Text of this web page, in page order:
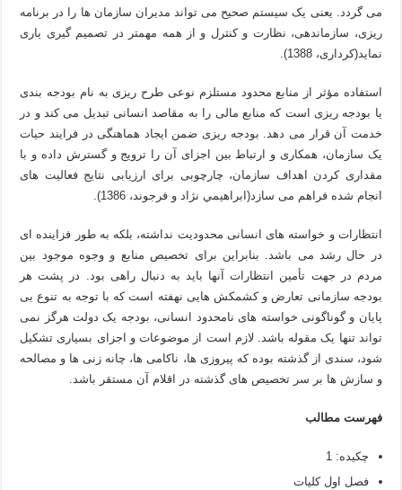
می گردد. یعنی یک سیستم صحیح می تواند مدیران سازمان ها را در برنامه
ریزی، سازماندهی، نظارت و کنترل و از همه مهمتر در تصمیم گیری یاری
نماید(کرداری، 1388).
استفاده مؤثر از منابع محدود مستلزم نوعی طرح ریزی به نام بودجه بندی
یا بودجه ریزی است که منابع مالی را به مقاصد انسانی تبدیل می کند و در
خدمت آن قرار می دهد. بودجه ریزی ضمن ایجاد هماهنگی در فرایند حیات
یک سازمان، همکاری و ارتباط بین اجزای آن را ترویج و گسترش داده و با
مقداری کردن اهداف سازمان، چارچوبی برای ارزیابی نتایج فعالیت های
انجام شده فراهم می سازد(ابراهيمي نژاد و فرجوند، 1386).
انتظارات و خواسته های انسانی محدودیت نداشته، بلکه به طور فزاینده ای
در حال رشد می باشد. بنابراین برای تخصیص منابع و وجوه موجود بین
مردم در جهت تأمین انتظارات آنها باید به دنبال راهی بود. در پشت هر
بودجه سازمانی تعارض و کشمکش هایی نهفته است که با توجه به تنوع بی
پایان و گوناگونی خواسته های نامحدود انسانی، بودجه یک دولت هرگز نمی
تواند تنها یک مقوله باشد. لازم است از موضوعات و اجزای بسیاری تشکیل
شود، سندی از گذشته بوده که پیروزی ها، ناکامی ها، چانه زنی ها و مصالحه
و سازش ها بر سر تخصیص های گذشته در اقلام آن مستقر باشد.
فهرست مطالب
چکيده: 1
فصل اول کلیات